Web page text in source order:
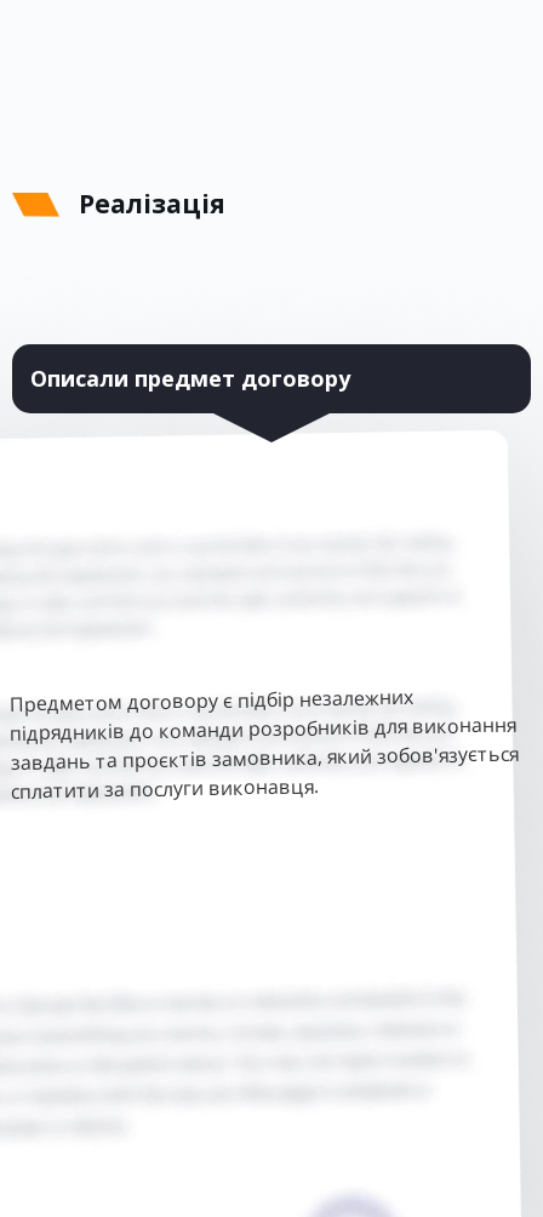
Реалізація
Описали предмет договору
Предметом договору є підбір незалежних
підрядників до команди розробників для виконання
завдань та проєктів замовника, який зобов'язується
сплатити за послуги виконавця.